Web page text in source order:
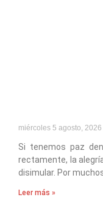
miércoles 5 agosto, 2026
Si tenemos paz
rectamente, la
disimular. Por
Leer más »